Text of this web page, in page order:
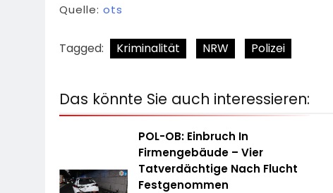
Quelle: ots
Tagged: Kriminalität NRW Polizei
Das könnte Sie auch interessieren:
POL-OB: Einbruch In
Firmengebäude – Vier
Tatverdächtige Nach Flucht
Festgenommen